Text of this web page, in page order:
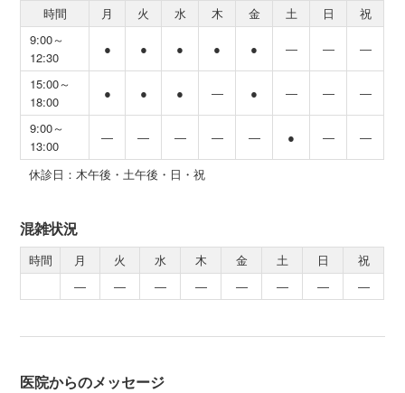
時間 月 火 水 木 金 土 日
祝
9:00～
12:30
● ● ● ● ● ― ― ―
15:00～
18:00
● ● ● ― ● ― ― ―
9:00～
13:00
― ― ― ― ― ● ― ―
休診日：木午後・土午後・日・祝
混雑状況
時間 月 火 水 木 金 土 日
祝
―
― ― ― ― ― ― ―
医院からのメッセージ